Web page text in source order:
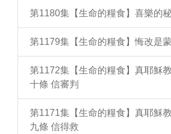
第1180集【生命的糧食】喜樂的
第1179集【生命的糧食】悔改是
第1172集【生命的糧食】真耶穌
十條 信審判
第1171集【生命的糧食】真耶穌
九條 信得救